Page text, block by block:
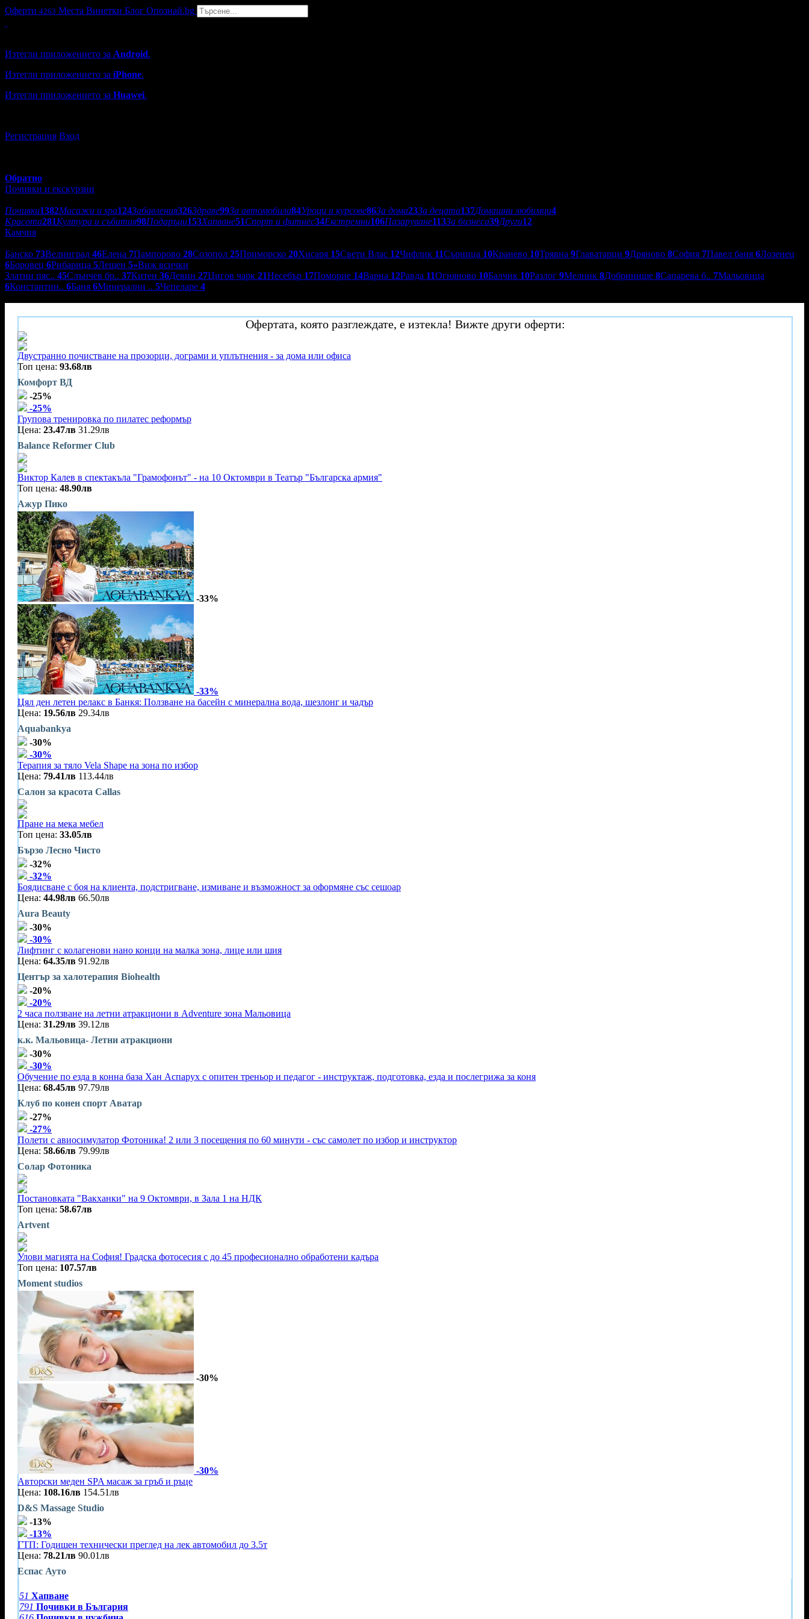
Оферти 4263 Места Винетки Блог Опознай.bg
Изтегли приложението за Android.
Изтегли приложението за iPhone.
Изтегли приложението за Huawei.
Регистрация Вход
Обратно
Почивки и екскурзии
Почивки1382Масажи и spa124Забавления326Здраве99За автомобила84Уроци и курсове86За дома23За децата137Домашни любимци4
Красота281Култура и събития98Подаръци153Хапване51Спорт и фитнес34Екстремни106Пазаруване113За бизнеса39Други12
Камчия
Банско 73Велинград 46Елена 7Пампорово 28Созопол 25Приморско 20Хисаря 15Свети Влас 12Чифлик 11Сърница 10Кранево 10Трявна 9Главатарци 9Дряново 8София 7Павел баня 6Лозенец
6Боровец 6Рибарица 5Лещен 5»Виж всички
Златни пяс.. 45Слънчев бр.. 37Китен 36Девин 27Цигов чарк 21Несебър 17Поморие 14Варна 12Равда 11Огняново 10Балчик 10Разлог 9Мелник 8Добринище 8Сапарева б.. 7Мальовица
6Константин.. 6Баня 6Минерални .. 5Чепеларе 4
Офертата, която разглеждате, е изтекла! Вижте други оферти:
Двустранно почистване на прозорци, дограми и уплътнения - за дома или офиса
Топ цена: 93.68лв
Комфорт ВД
-25%
-25%
Групова тренировка по пилатес реформър
Цена: 23.47лв 31.29лв
Balance Reformer Club
Виктор Калев в спектакъла "Грамофонът" - на 10 Октомври в Театър "Българска армия"
Топ цена: 48.90лв
Ажур Пико
-33%
-33%
Цял ден летен релакс в Банкя: Ползване на басейн с минерална вода, шезлонг и чадър
Цена: 19.56лв 29.34лв
Aquabankya
-30%
-30%
Терапия за тяло Vela Shape на зона по избор
Цена: 79.41лв 113.44лв
Салон за красота Callas
Пране на мека мебел
Топ цена: 33.05лв
Бързо Лесно Чисто
-32%
-32%
Боядисване с боя на клиента, подстригване, измиване и възможност за оформяне със сешоар
Цена: 44.98лв 66.50лв
Aura Beauty
-30%
-30%
Лифтинг с колагенови нано конци на малка зона, лице или шия
Цена: 64.35лв 91.92лв
Център за халотерапия Biohealth
-20%
-20%
2 часа ползване на летни атракциони в Adventure зона Мальовица
Цена: 31.29лв 39.12лв
к.к. Мальовица- Летни атракциони
-30%
-30%
Обучение по езда в конна база Хан Аспарух с опитен треньор и педагог - инструктаж, подготовка, езда и послегрижа за коня
Цена: 68.45лв 97.79лв
Клуб по конен спорт Аватар
-27%
-27%
Полети с авиосимулатор Фотоника! 2 или 3 посещения по 60 минути - със самолет по избор и инструктор
Цена: 58.66лв 79.99лв
Солар Фотоника
Постановката "Вакханки" на 9 Октомври, в Зала 1 на НДК
Топ цена: 58.67лв
Artvent
Улови магията на София! Градска фотосесия с до 45 професионално обработени кадъра
Топ цена: 107.57лв
Moment studios
-30%
-30%
Авторски меден SPA масаж за гръб и ръце
Цена: 108.16лв 154.51лв
D&S Massage Studio
-13%
-13%
ГТП: Годишен технически преглед на лек автомобил до 3.5т
Цена: 78.21лв 90.01лв
Еспас Ауто
51 Хапване
791 Почивки в България